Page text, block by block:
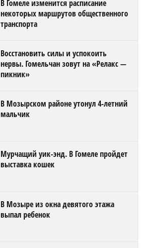
В Гомеле изменится расписание
некоторых маршрутов общественного
транспорта
Восстановить силы и успокоить
нервы. Гомельчан зовут на «Релакс —
пикник»
В Мозырском районе утонул 4-летний
мальчик
Мурчащий уик-энд. В Гомеле пройдет
выставка кошек
В Мозыре из окна девятого этажа
выпал ребенок